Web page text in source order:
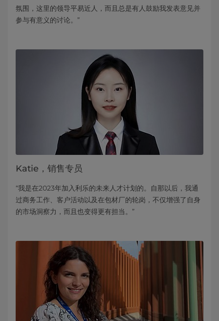
氛围，这里的领导平易近人，而且总是有人鼓励我发表意见并
参与有意义的讨论。”
Katie，销售专员
“我是在2023年加入利乐的未来人才计划的。自那以后，我通
过商务工作、客户活动以及在包材厂的轮岗，不仅增强了自身
的市场洞察力，而且也变得更有担当。”